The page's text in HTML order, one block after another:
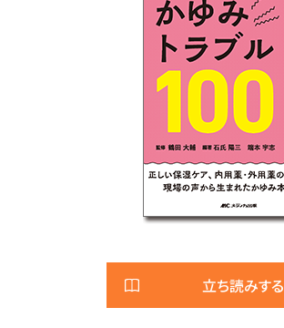
耳鼻咽喉科
手術室・麻酔
感染管理・感染症
医療安全
立ち読みする